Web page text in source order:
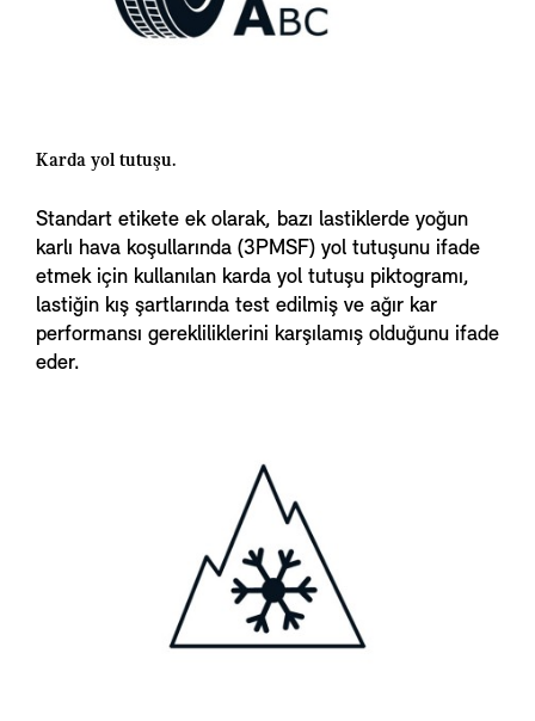
Karda yol tutuşu.
Standart etikete ek olarak, bazı lastiklerde yoğun
karlı hava koşullarında (3PMSF) yol tutuşunu ifade
etmek için kullanılan karda yol tutuşu piktogramı,
lastiğin kış şartlarında test edilmiş ve ağır kar
performansı gerekliliklerini karşılamış olduğunu ifade
eder.